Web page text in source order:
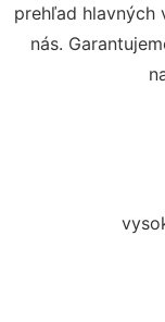
prehľad hlavných
nás.